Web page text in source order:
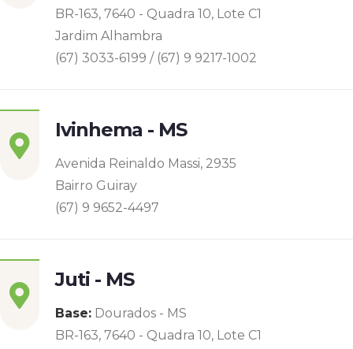
BR-163, 7640 - Quadra 10, Lote C1
Jardim Alhambra
(67) 3033-6199 / (67) 9 9217-1002
Ivinhema - MS
Avenida Reinaldo Massi, 2935
Bairro Guiray
(67) 9 9652-4497
Juti - MS
Base: Dourados - MS
BR-163, 7640 - Quadra 10, Lote C1